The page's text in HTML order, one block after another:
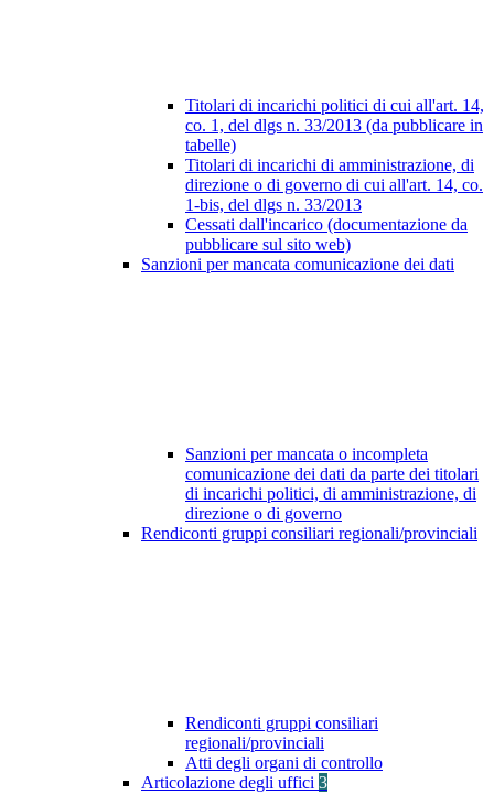
Titolari di incarichi politici di cui all'art. 14,
co. 1, del dlgs n. 33/2013 (da pubblicare in
tabelle)
Titolari di incarichi di amministrazione, di
direzione o di governo di cui all'art. 14, co.
1-bis, del dlgs n. 33/2013
Cessati dall'incarico (documentazione da
pubblicare sul sito web)
Sanzioni per mancata comunicazione dei dati
Sanzioni per mancata o incompleta
comunicazione dei dati da parte dei titolari
di incarichi politici, di amministrazione, di
direzione o di governo
Rendiconti gruppi consiliari regionali/provinciali
Rendiconti gruppi consiliari
regionali/provinciali
Atti degli organi di controllo
Articolazione degli uffici 3